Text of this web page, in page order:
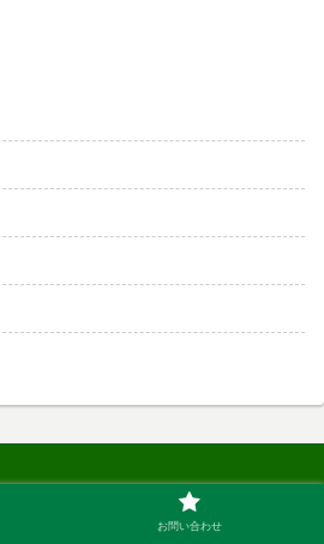
お問い合わせ